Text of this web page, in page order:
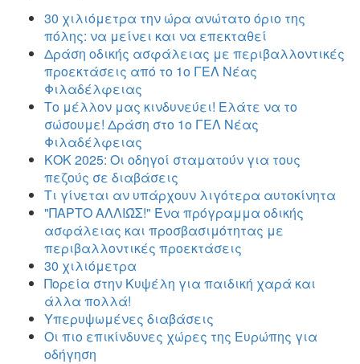
30 χιλιόμετρα την ώρα ανώτατο όριο της
πόλης: να μείνει και να επεκταθεί
Δράση οδικής ασφάλειας με περιβαλλοντικές
προεκτάσεις από το 1ο ΓΕΛ Νέας
Φιλαδέλφειας
Το μέλλον μας κινδυνεύει! Ελάτε να το
σώσουμε! Δράση στο 1ο ΓΕΛ Νέας
Φιλαδέλφειας
ΚΟΚ 2025: Οι οδηγοί σταματούν για τους
πεζούς σε διαβάσεις
Τι γίνεται αν υπάρχουν λιγότερα αυτοκίνητα
"ΠΑΡΤΟ ΑΛΛΙΏΣ!" Ένα πρόγραμμα οδικής
ασφάλειας και προσβασιμότητας με
περιβαλλοντικές προεκτάσεις
30 χιλιόμετρα
Πορεία στην Κυψέλη για παιδική χαρά και
άλλα πολλά!
Υπερυψωμένες διαβάσεις
Οι πιο επικίνδυνες χώρες της Ευρώπης για
οδήγηση